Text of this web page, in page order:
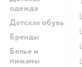
одежда
Детская обувь
Бренды
Белье и
пижамы